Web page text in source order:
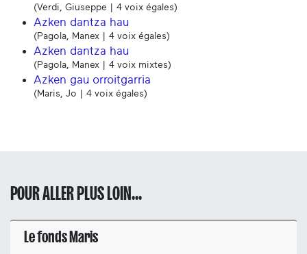
(Verdi, Giuseppe | 4 voix égales)
Azken dantza hau
(Pagola, Manex | 4 voix égales)
Azken dantza hau
(Pagola, Manex | 4 voix mixtes)
Azken gau orroitgarria
(Maris, Jo | 4 voix égales)
POUR ALLER PLUS LOIN...
Le fonds Maris